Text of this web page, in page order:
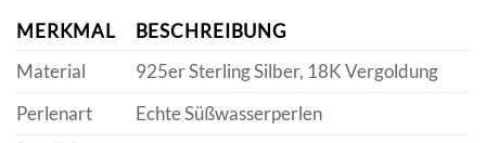
MERKMAL
BESCHREIBUNG
Material
925er Sterling Silber, 18K Vergoldung
Perlenart
Echte Süßwasserperlen